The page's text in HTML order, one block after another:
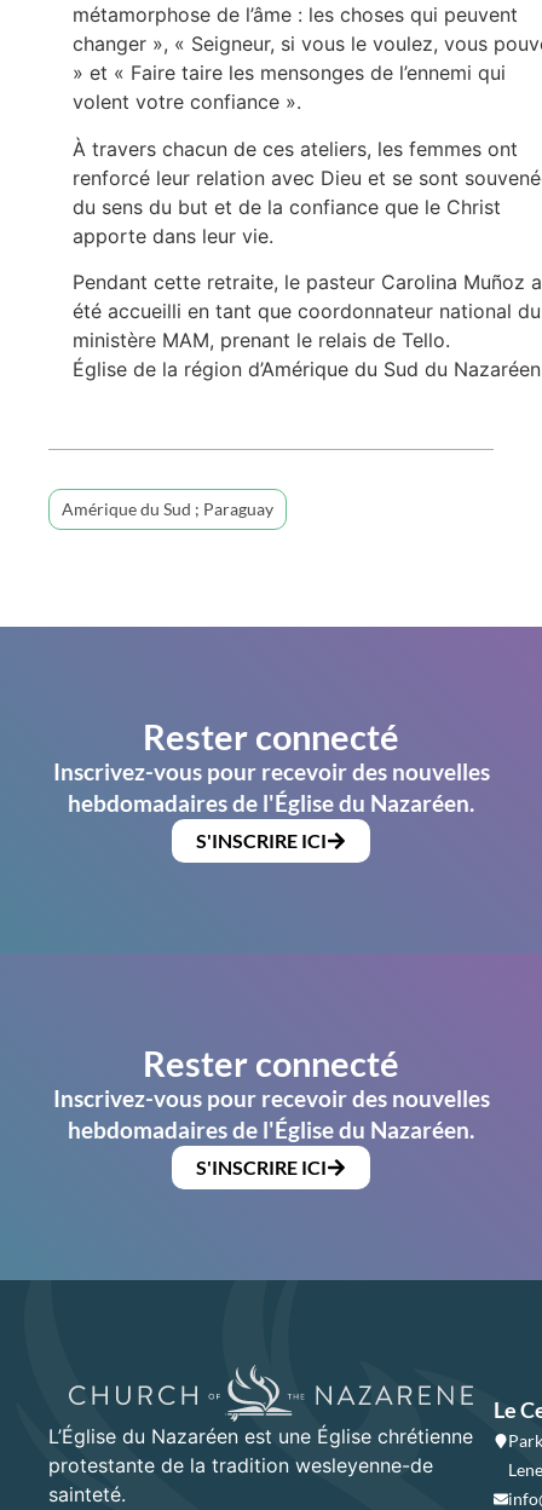
métamorphose de l’âme : les choses qui peuvent
changer », « Seigneur, si vous le voulez, vous
» et « Faire taire les mensonges de l’ennemi qui
volent votre confiance ».
À travers chacun de ces ateliers, les femmes ont
renforcé leur relation avec Dieu et se sont
du sens du but et de la confiance que le Christ
apporte dans leur vie.
Pendant cette retraite, le pasteur Carolina Muñoz a
été accueilli en tant que coordonnateur national du
ministère MAM, prenant le relais de Tello.
Église de la région d’Amérique du Sud du Nazaréen
Amérique du Sud ; Paraguay
Rester connecté
Inscrivez-vous pour recevoir des nouvelles
hebdomadaires de l'Église du Nazaréen.
S'INSCRIRE ICI
Rester connecté
Inscrivez-vous pour recevoir des nouvelles
hebdomadaires de l'Église du Nazaréen.
S'INSCRIRE ICI
L’Église du Nazaréen est une Église chrétienne
protestante de la tradition wesleyenne-de
sainteté.
Le